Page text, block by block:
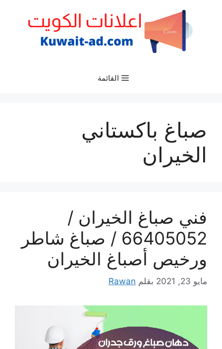
القائمة
صباغ باكستاني
الخيران
فني صباغ الخيران /
66405052 / صباغ شاطر
ورخيص أصباغ الخيران
مايو 23, 2021 بقلم Rawan